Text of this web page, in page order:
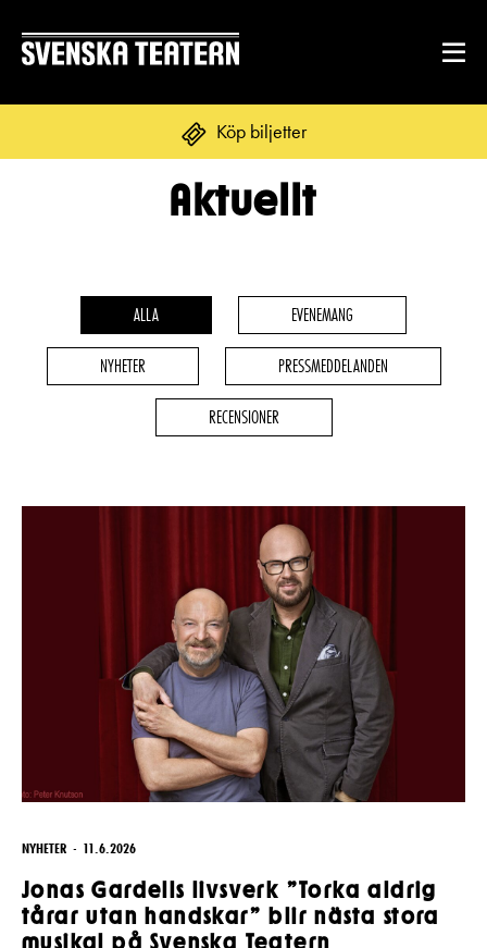
Köp biljetter
Svenska
Unga
DITT BESÖK
Mat & dryck
GRUPPER & FÖRETAG
Pedagognätverk & skolgrupper
Kontaktuppgifter
Svenska Teatern Live
Aktuellt
ALLA EVENEMANG
NYHETER PRESSMEDDELANDEN
RECENSIONER
NYHETER 11.6.2026
Jonas Gardells livsverk ”Torka aldrig
tårar utan handskar” blir nästa stora
musikal på Svenska Teatern